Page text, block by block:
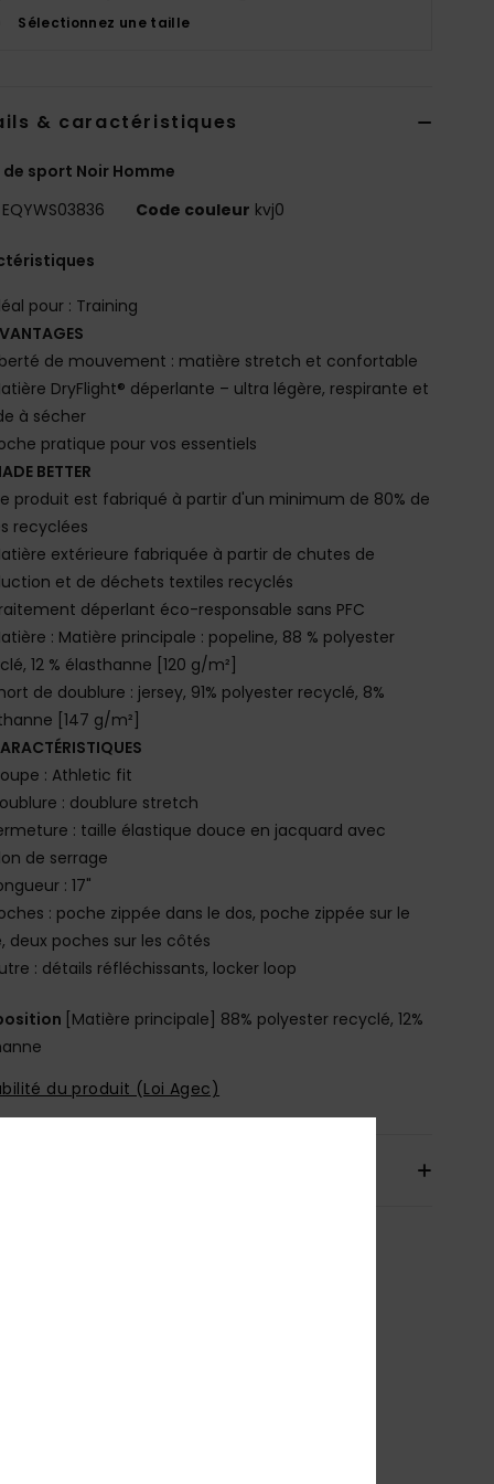
Sélectionnez une taille
& caractéristiques
sport Noir Homme
EQYWS03836 Code couleur kvj0
pour : Training
de mouvement : matière stretch et confortable
DryFlight® déperlante – ultra légère, respirante et
à sécher
pratique pour vos essentiels
BETTER
produit est fabriqué à partir d'un minimum de 80% de
recyclées
extérieure fabriquée à partir de chutes de
et de déchets textiles recyclés
déperlant éco-responsable sans PFC
: Matière principale : popeline, 88 % polyester
12 % élasthanne [120 g/m²]
de doublure : jersey, 91% polyester recyclé, 8%
[147 g/m²]
: Athletic fit
: doublure stretch
: taille élastique douce en jacquard avec
de serrage
: 17"
: poche zippée dans le dos, poche zippée sur le
deux poches sur les côtés
: détails réfléchissants, locker loop
[Matière principale] 88% polyester recyclé, 12%
du produit (Loi Agec)